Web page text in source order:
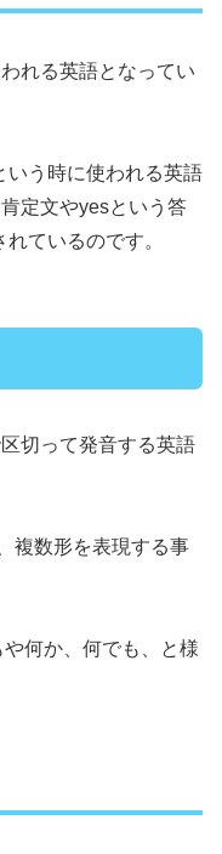
れる英語となってい
いう時に使われる英語
定文やyesという答
ているのです。
切って発音する英語
複数形を表現する事
何か、何でも、と様